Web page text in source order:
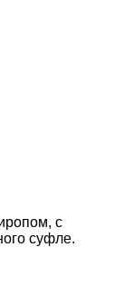
с
суфле.